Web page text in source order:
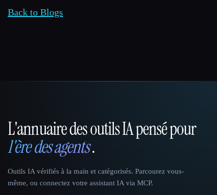
Back to Blogs
That AI Collection
L'annuaire des outils IA pensé pour
l'ère des agents.
Outils IA vérifiés à la main et catégorisés. Parcourez vous-
même, ou connectez votre assistant IA via MCP.